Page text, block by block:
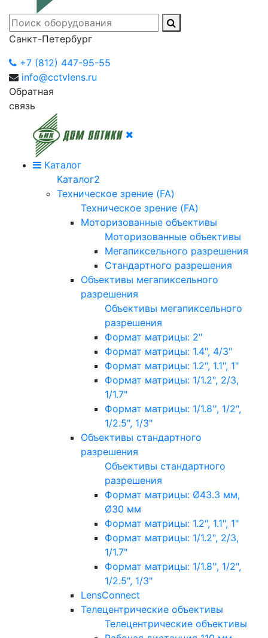
Санкт-Петербург
+7 (812) 447-95-55
info@cctvlens.ru
Обратная
связь
Каталог
Каталог2
Техническое зрение (FA)
Техническое зрение (FA)
Моторизованные объективы
Моторизованные объективы
Мегапиксельного разрешения
Стандартного разрешения
Объективы мегапиксельного
разрешения
Объективы мегапиксельного
разрешения
Формат матрицы: 2"
Формат матрицы: 1.4", 4/3"
Формат матрицы: 1.2", 1.1", 1"
Формат матрицы: 1/1.2", 2/3,
1/1.7"
Формат матрицы: 1/1.8'', 1/2",
1/2.5", 1/3"
Объективы стандартного
разрешения
Объективы стандартного
разрешения
Формат матрицы: Ø43.3 мм,
Ø30 мм
Формат матрицы: 1.2", 1.1", 1"
Формат матрицы: 1/1.2", 2/3,
1/1.7"
Формат матрицы: 1/1.8'', 1/2",
1/2.5", 1/3"
LensConnect
Телецентрические объективы
Телецентрические объективы